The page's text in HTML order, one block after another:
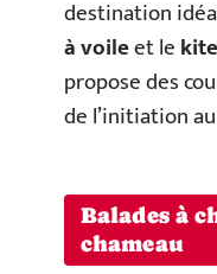
destination
à voileet le
propose des
de l’initiation
Balades à
chameau